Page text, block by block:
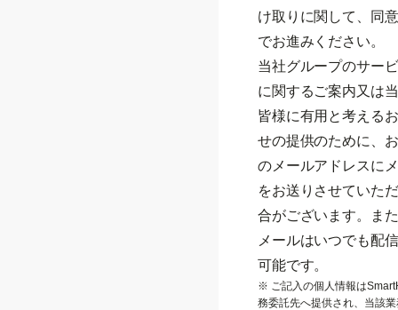
け取りに関して、同
でお進みください。
当社グループのサー
に関するご案内又は
皆様に有用と考える
せの提供のために、
のメールアドレスに
をお送りさせていた
合がございます。ま
メールはいつでも配
可能です。
※ ご記入の個人情報は
務委託先へ提供され、当該